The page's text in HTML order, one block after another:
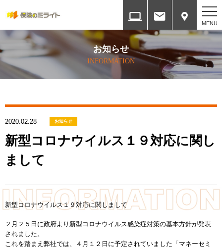
ホーム
HOME
提携ネットワーク
ALLIANCE NETWORK
INFORMATION
お知らせ
INFORMATION
2020.02.28 お知らせ
新型コロナウイルス１９対応に関し
まして
新型コロナウイルス１９対応に関しまして
２月２５日に政府より新型コロナウイルス感染症対策の基本方針が発表
されました。
これを踏まえ弊社では、４月１２日に予定されていました「マネーセミ